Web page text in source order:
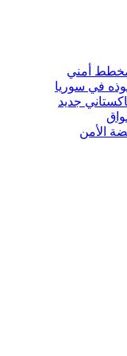
مخطط أمني
في سوريا
جديد
الأمن